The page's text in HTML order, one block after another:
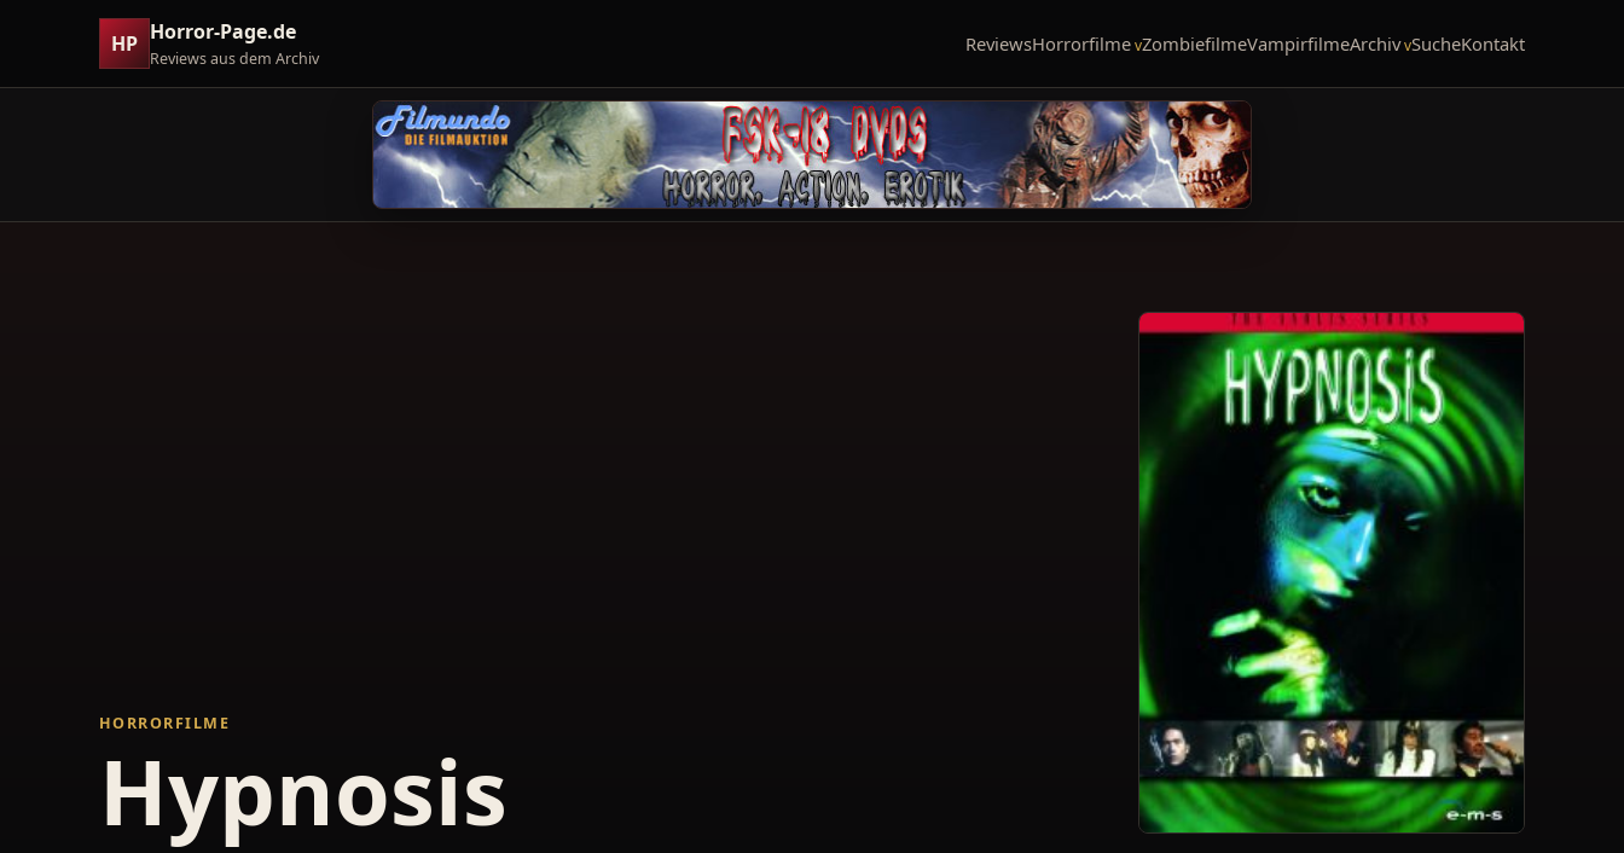
HP Horror-Page.de
Reviews aus dem Archiv
ReviewsHorrorfilme ZombiefilmeVampirfilmeArchiv SucheKontakt
HORRORFILME
Hypnosis